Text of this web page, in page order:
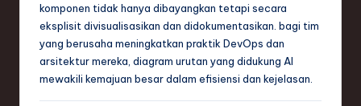
komponen tidak hanya dibayangkan tetapi secara
eksplisit divisualisasikan dan didokumentasikan. bagi tim
yang berusaha meningkatkan praktik DevOps dan
arsitektur mereka, diagram urutan yang didukung AI
mewakili kemajuan besar dalam efisiensi dan kejelasan.